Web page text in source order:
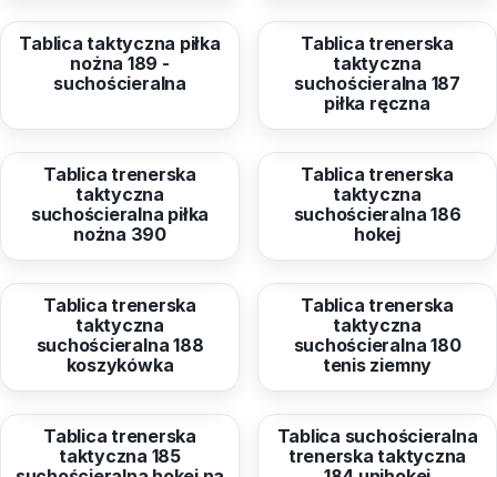
Tablica taktyczna piłka
nożna 189 -
suchościeralna
Tablica trenerska
taktyczna
suchościeralna 187
piłka ręczna
Tablica trenerska
taktyczna
suchościeralna piłka
nożna 390
Tablica trenerska
taktyczna
suchościeralna 186
hokej
Tablica trenerska
taktyczna
suchościeralna 188
koszykówka
Tablica trenerska
taktyczna
suchościeralna 180
tenis ziemny
Tablica trenerska
taktyczna 185
Tablica suchościeralna
trenerska taktyczna